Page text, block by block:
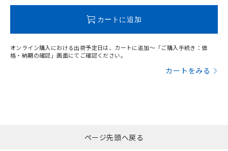
カートに追加
オンライン購入における出荷予定日は、カートに追加～「ご購入手続き：価
格・納期の確認」画面にてご確認ください。
カートをみる
ページ先頭へ戻る